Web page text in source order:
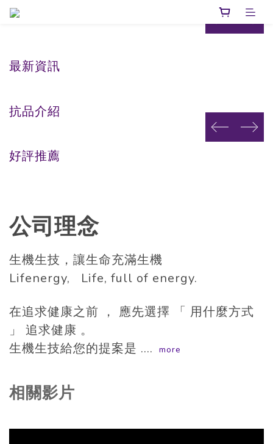
next
最新資訊
抗品介紹
prev next
好評推薦
公司理念
生機生技，讓生命充滿生機
Lifenergy, Life, full of energy.
在追求健康之前 ， 應先選擇 「 用什麼方式
」 追求健康 。
生機生技給您的提案是 ....
more
相關影片